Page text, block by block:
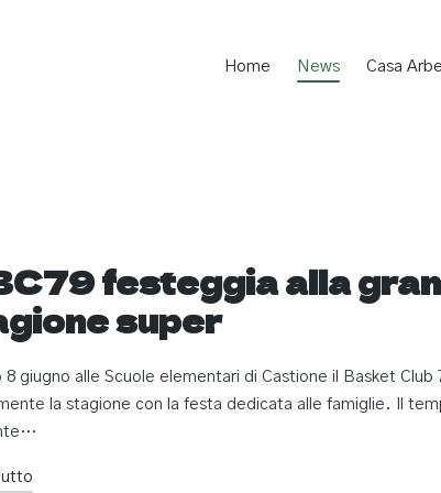
Home News Casa
festeggia alla
super
8 giugno alle Scuole elementari di Castione il Basket Club
la stagione con la festa dedicata alle famiglie. Il